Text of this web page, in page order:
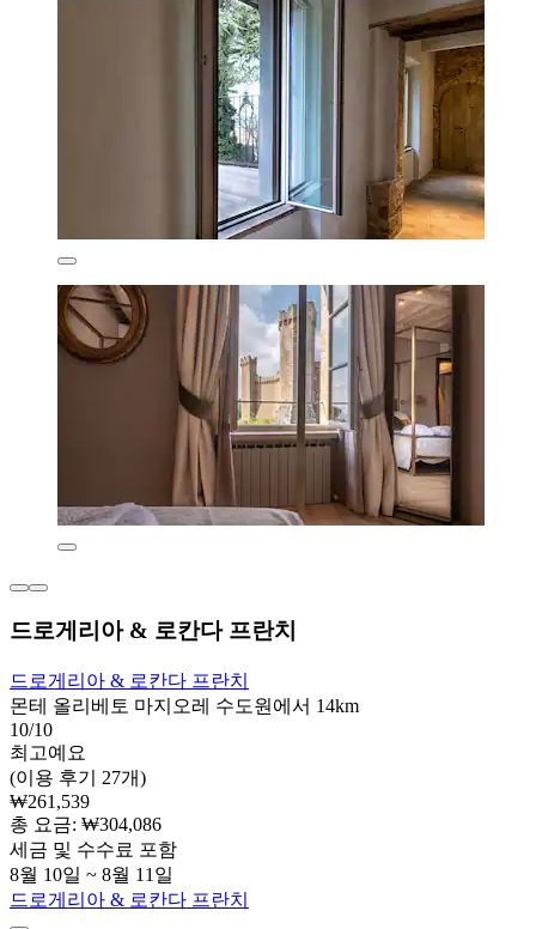
드로게리아 & 로칸다 프란치
드로게리아 & 로칸다 프란치
몬테 올리베토 마지오레 수도원에서 14km
10/10
최고예요
(이용 후기 27개)
₩261,539
총 요금: ₩304,086
세금 및 수수료 포함
8월 10일 ~ 8월 11일
드로게리아 & 로칸다 프란치